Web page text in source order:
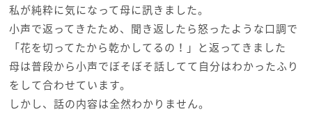
私が純粋に気になって母に訊きました。
小声で返ってきたため、聞き返したら怒ったような口調で
「花を切ってたから乾かしてるの！」と返ってきました
母は普段から小声でぼそぼそ話してて自分はわかったふり
をして合わせています。
しかし、話の内容は全然わかりません。